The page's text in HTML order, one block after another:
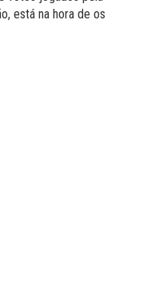
está na hora de os